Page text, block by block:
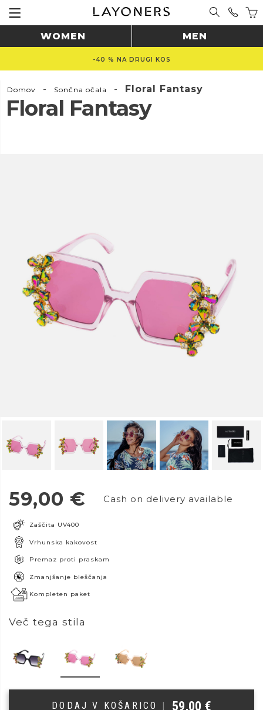
WOMEN MEN
-40 % NA DRUGI KOS
Domov - Sončna očala - Floral Fantasy
Floral Fantasy
59,00 € Cash on delivery available
Zaščita UV400
Vrhunska kakovost
Premaz proti praskam
Zmanjšanje bleščanja
Kompleten paket
Več tega stila
DODAJ V KOŠARICO 59,00 €